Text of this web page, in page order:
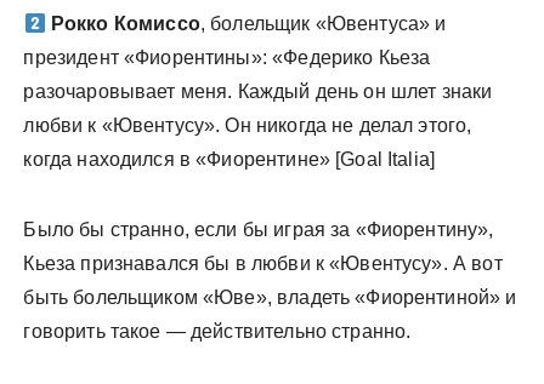
Рокко Комиссо, болельщик «Ювентуса» и
президент «Фиорентины»: «Федерико Кьеза
разочаровывает меня. Каждый день он шлет знаки
любви к «Ювентусу». Он никогда не делал этого,
когда находился в «Фиорентине» [Goal Italia]
Было бы странно, если бы играя за «Фиорентину»,
Кьеза признавался бы в любви к «Ювентусу». А вот
быть болельщиком «Юве», владеть «Фиорентиной» и
говорить такое — действительно странно.